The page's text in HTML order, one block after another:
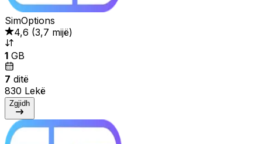
SimOptions
4,6 (3,7 mijë)
1 GB
7 ditë
830 Lekë
Zgjidh